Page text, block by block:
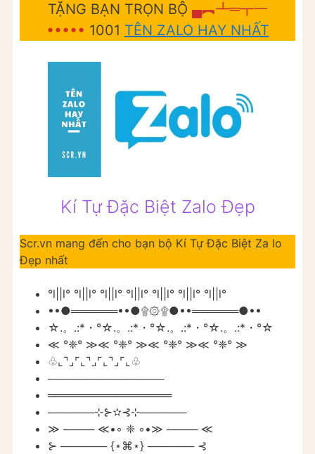
TẶNG BẠN TRỌN BỘ ▄︻┻═┳一
••••• 1001 TÊN ZALO HAY NHẤT
Kí Tự Đặc Biệt Zalo Đẹp
Scr.vn mang đến cho bạn bộ Kí Tự Đặc Biệt Za lo
Đẹp nhất
°l||l° °l||l° °l||l° °l||l° °l||l° °l||l° °l||l°
••●══════••●۩۞۩●••══════●••
☆.。.:*・°☆.。.:*・°☆.。.:*・°☆.。.:*・°☆
≪ °❈° ≫≪ °❈° ≫≪ °❈° ≫≪ °❈° ≫
♧⌞⌝⌟⌜⌞⌝⌟⌜⌞⌝⌟⌜⌞♧
───────────────
════════════════
──────⊹⊱✫⊰⊹──────
≫ ──── ≪•◦ ❈ ◦•≫ ──── ≪
⊱ ────── {⋆⌘⋆} ────── ⊰